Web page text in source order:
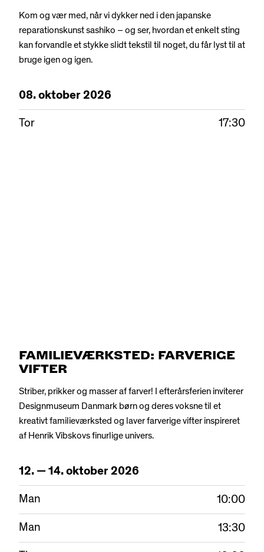
Kom og vær med, når vi dykker ned i den japanske
reparationskunst sashiko – og ser, hvordan et enkelt sting
kan forvandle et stykke slidt tekstil til noget, du får lyst til at
bruge igen og igen.
08.oktober2026
Tor 17:30
FAMILIEVÆRKSTED: FARVERIGE
VIFTER
Striber, prikker og masser af farver! I efterårsferien inviterer
Designmuseum Danmark børn og deres voksne til et
kreativt familieværksted og laver farverige vifter inspireret
af Henrik Vibskovs finurlige univers.
12.—14.oktober2026
Man
10:00
Man
13:30